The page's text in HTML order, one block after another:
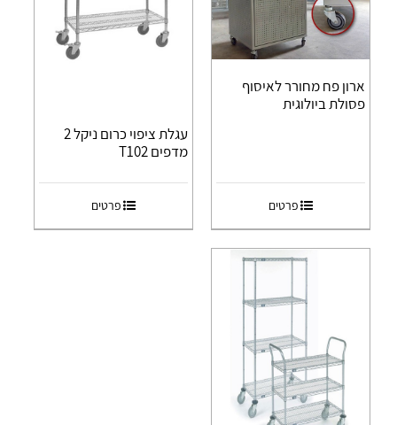
ארון פח מחורר לאיסוף
פסולת ביולוגית
פרטים
עגלת ציפוי כרום ניקל 2
מדפים T102
פרטים